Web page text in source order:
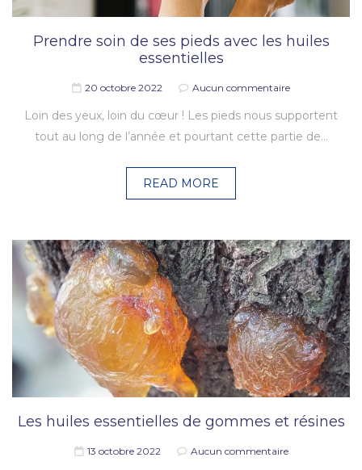
Prendre soin de ses pieds avec les huiles
essentielles
20 octobre 2022 Aucun commentaire
Loin des yeux, loin du cœur ! Les pieds nous supportent
tout au long de l’année et pourtant cette partie de…
READ MORE
Les huiles essentielles de gommes et résines
13 octobre 2022 Aucun commentaire